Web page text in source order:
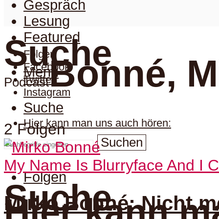
Folgen
Facebook
Twitter
Instagram
Hier kann man uns auch hören:
Suche
Suchen
Folgen
Gespräch
Lesung
Featured
Menu
Suche
Suche
PodcastBonné,
2 Folgen
My Name Is Blurryface And I
Mirko Bonné: Nicht